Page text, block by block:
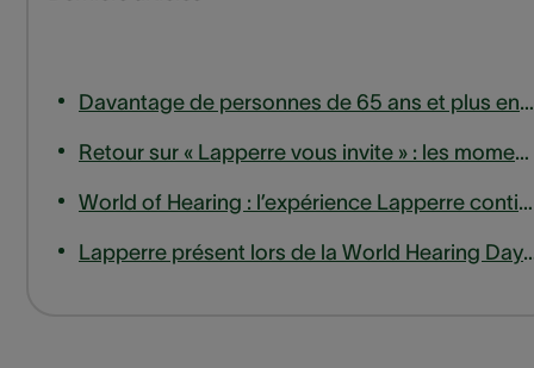
Davantage de personnes de 65 ans et plus entrent en ligne de compte pour un remboursement des appareils auditifs
Retour sur « Lapperre vous invite » : les moments forts de notre session d'experts sur les acouphènes
World of Hearing : l’expérience Lapperre continue de s’étendre, jusqu’en Wallonie.
Lapperre présent lors de la World